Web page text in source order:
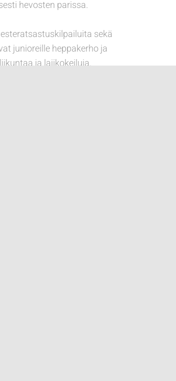
hevosten parissa.
sekä
junioreille heppakerho ja
ja lajikokeiluja.